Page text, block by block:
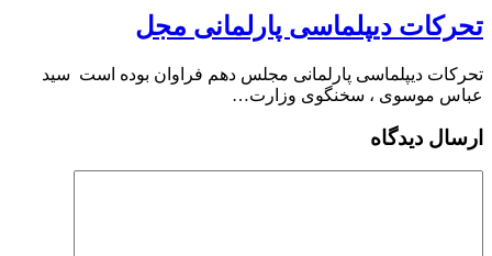
تحرکات دیپلماسی پارلمانی مجل
تحرکات دیپلماسی پارلمانی مجلس دهم فراوان بوده است ️ سید
عباس موسوی ، سخنگوی وزارت…
ارسال دیدگاه